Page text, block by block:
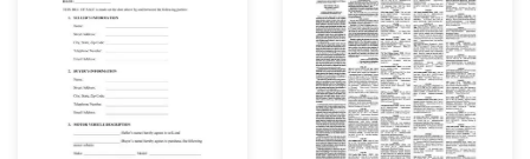
för iOS-produkter, Apple .